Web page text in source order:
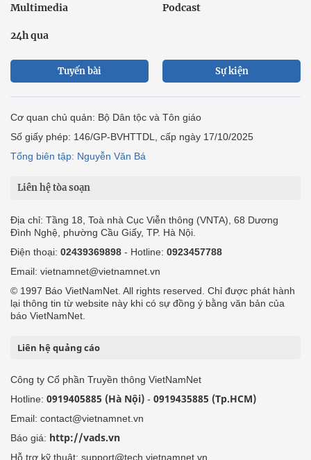
Multimedia Podcast
24h qua
Tuyến bài Sự kiện
Cơ quan chủ quản: Bộ Dân tộc và Tôn giáo
Số giấy phép: 146/GP-BVHTTDL, cấp ngày 17/10/2025
Tổng biên tập: Nguyễn Văn Bá
Liên hệ tòa soạn
Địa chỉ: Tầng 18, Toà nhà Cục Viễn thông (VNTA), 68 Dương
Đình Nghệ, phường Cầu Giấy, TP. Hà Nội.
Điện thoại: 02439369898 - Hotline: 0923457788
Email: vietnamnet@vietnamnet.vn
© 1997 Báo VietNamNet. All rights reserved. Chỉ được phát hành
lại thông tin từ website này khi có sự đồng ý bằng văn bản của
báo VietNamNet.
Liên hệ quảng cáo
Công ty Cổ phần Truyền thông VietNamNet
Hotline: 0919405885 (Hà Nội) - 0919435885 (Tp.HCM)
Email: contact@vietnamnet.vn
Báo giá: http://vads.vn
Hỗ trợ kỹ thuật: support@tech.vietnamnet.vn